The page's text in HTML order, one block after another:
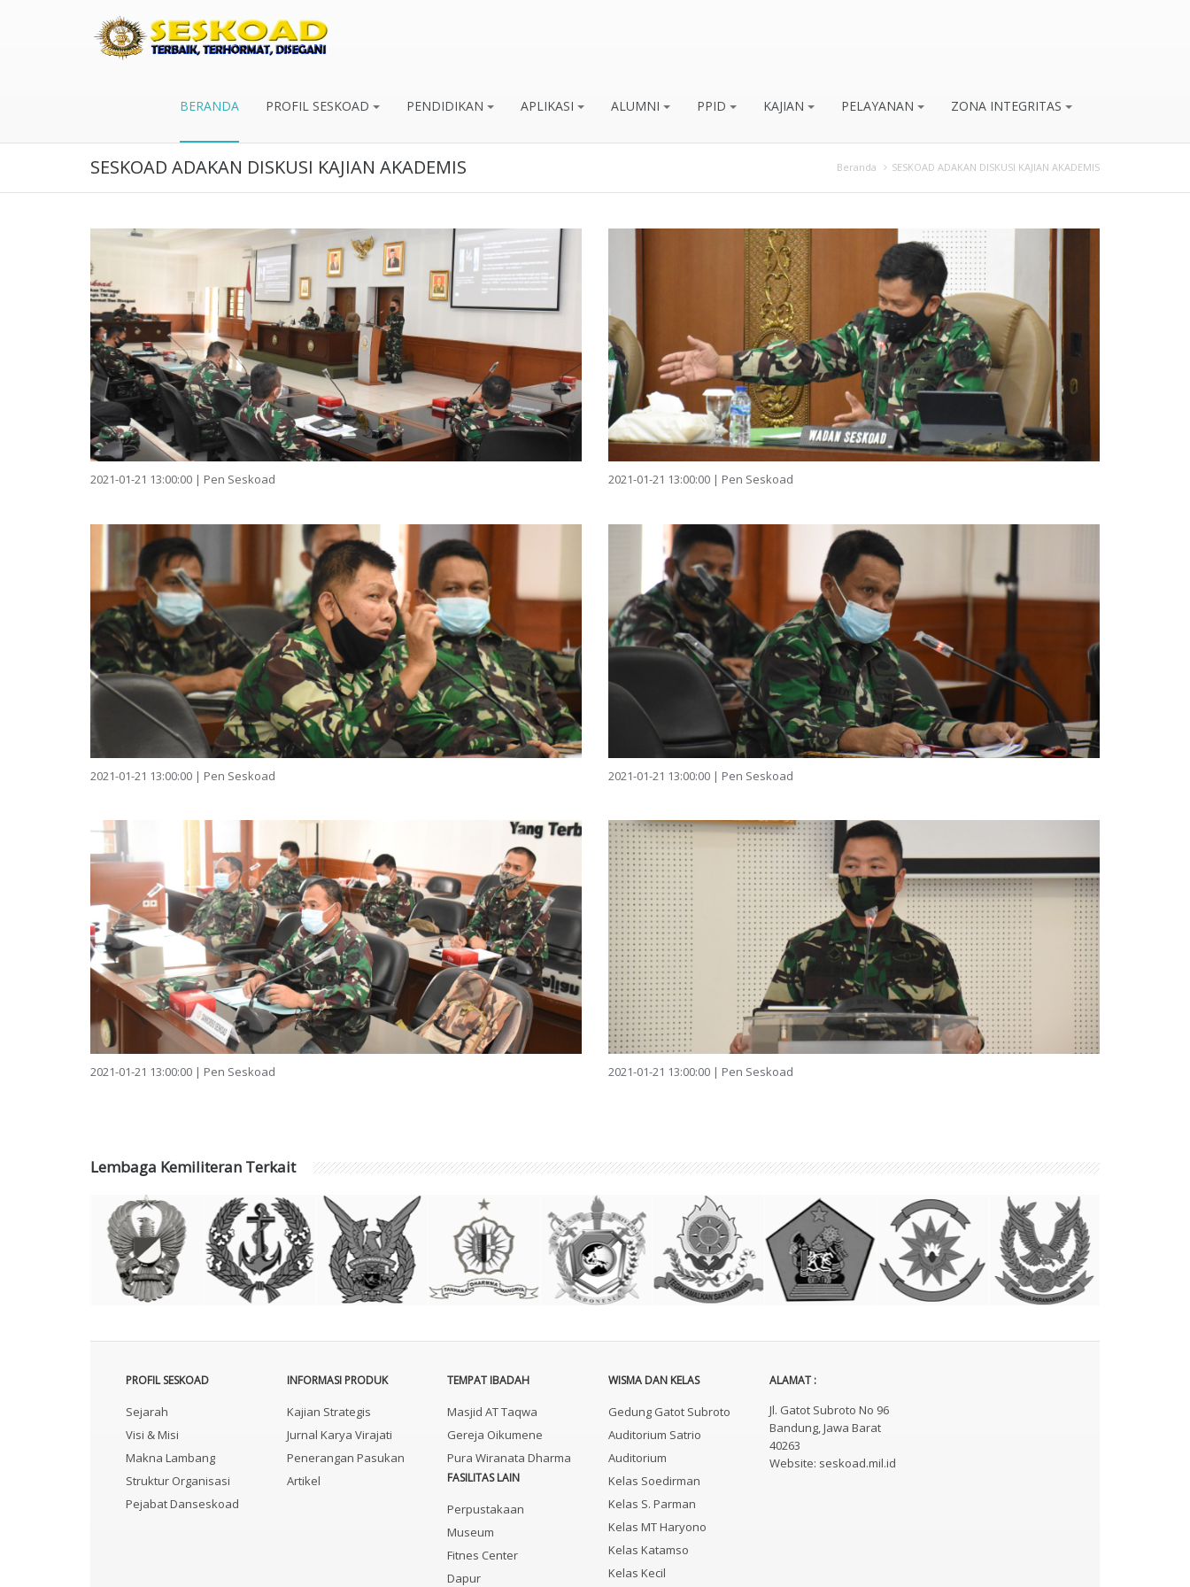
BERANDA PROFIL SESKOAD PENDIDIKAN APLIKASI ALUMNI PPID KAJIAN PELAYANAN ZONA INTEGRITAS
SESKOAD ADAKAN DISKUSI KAJIAN AKADEMIS Beranda SESKOAD ADAKAN DISKUSI KAJIAN AKADEMIS
2021-01-21 13:00:00 | Pen Seskoad 2021-01-21 13:00:00 | Pen Seskoad
2021-01-21 13:00:00 | Pen Seskoad 2021-01-21 13:00:00 | Pen Seskoad
2021-01-21 13:00:00 | Pen Seskoad 2021-01-21 13:00:00 | Pen Seskoad
Lembaga Kemiliteran Terkait
PROFIL SESKOAD
Sejarah
Visi & Misi
Makna Lambang
Struktur Organisasi
Pejabat Danseskoad
INFORMASI PRODUK
Kajian Strategis
Jurnal Karya Virajati
Penerangan Pasukan
Artikel
TEMPAT IBADAH
Masjid AT Taqwa
Gereja Oikumene
Pura Wiranata Dharma
FASILITAS LAIN
Perpustakaan
Museum
Fitnes Center
Dapur
WISMA DAN KELAS
Gedung Gatot Subroto
Auditorium Satrio
Auditorium
Kelas Soedirman
Kelas S. Parman
Kelas MT Haryono
Kelas Katamso
Kelas Kecil
ALAMAT :
Jl. Gatot Subroto No 96
Bandung, Jawa Barat
40263
Website: seskoad.mil.id